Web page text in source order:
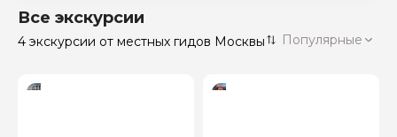
Санкт-Петербург 50 экскурсий
Все экскурсии
4 экскурсии от местных гидов Москвы Популярные